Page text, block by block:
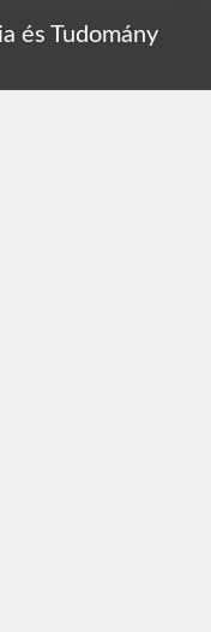
és Tudomány